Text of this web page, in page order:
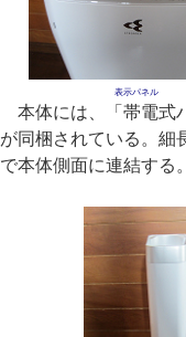
表示パネル
本体には、「帯電式
が同梱されている。細
で本体側面に連結する。